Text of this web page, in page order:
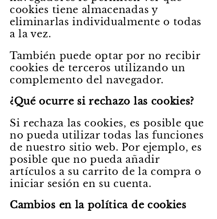
cookies tiene almacenadas y
eliminarlas individualmente o todas
a la vez.
También puede optar por no recibir
cookies de terceros utilizando un
complemento del navegador.
¿Qué ocurre si rechazo las cookies?
Si rechaza las cookies, es posible que
no pueda utilizar todas las funciones
de nuestro sitio web. Por ejemplo, es
posible que no pueda añadir
artículos a su carrito de la compra o
iniciar sesión en su cuenta.
Cambios en la política de cookies